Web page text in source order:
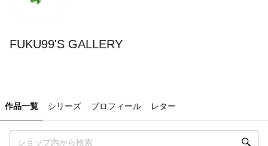
FUKU99'S GALLERY
作品一覧 シリーズ プロフィール レター